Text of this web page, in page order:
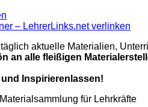
– LehrerLinks.net verlinken
aktuelle Materialien,
an alle fleißigen
Inspirierenlassen!
für Lehrkräfte